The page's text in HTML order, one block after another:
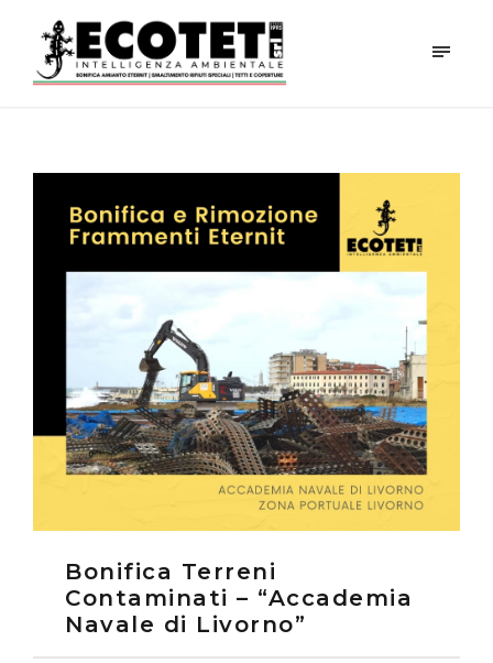
Bonifica Terreni
Contaminati – “Accademia
Navale di Livorno”